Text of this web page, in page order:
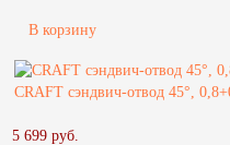
В корзину
CRAFT сэндвич-отвод 45°,
5 699 руб.